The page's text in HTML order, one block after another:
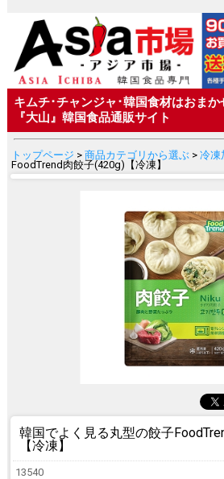
キムチ･チャンジャ･韓国食材はおまか
『大山』韓国食品通販サイト
トップページ > 商品カテゴリから選ぶ> 冷凍
FoodTrend肉餃子(420g)【冷凍】
韓国でよく見る丸型の餃子
【冷凍】
13540